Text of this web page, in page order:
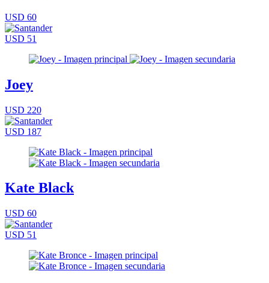
USD 60
USD 51
Joey
USD 220
USD 187
Kate Black
USD 60
USD 51